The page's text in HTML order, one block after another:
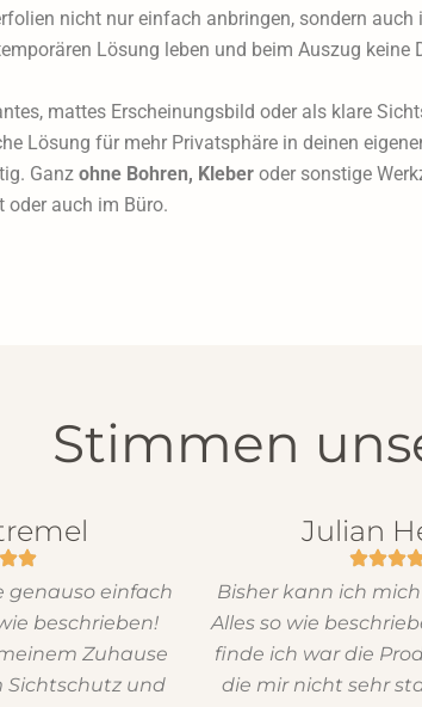
nicht nur einfach anbringen, sondern
Lösung leben und beim Auszug
mattes Erscheinungsbild oder als klare
Lösung für mehr Privatsphäre in deinen
Ganz ohne Bohren, Kleber oder sonstige
oder auch im Büro.
Stimmen
genauso einfach
beschrieben!
Zuhause
Sichtschutz und
Julian
Bisher kann ich
Alles so wie
finde ich war die
die mir nicht sehr